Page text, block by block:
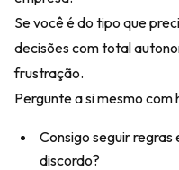
Se você é do tipo que
decisões com total
frustração.
Pergunte a si mesmo com
Consigo seguir regras
discordo?